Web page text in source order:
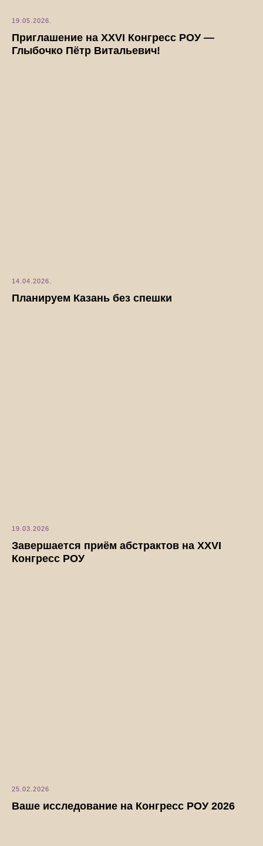
19.05.2026.
Приглашение на XXVI Конгресс РОУ —
Глыбочко Пётр Витальевич!
14.04.2026.
Планируем Казань без спешки
19.03.2026
Завершается приём абстрактов на XXVI
Конгресс РОУ
25.02.2026
Ваше исследование на Конгресс РОУ 2026